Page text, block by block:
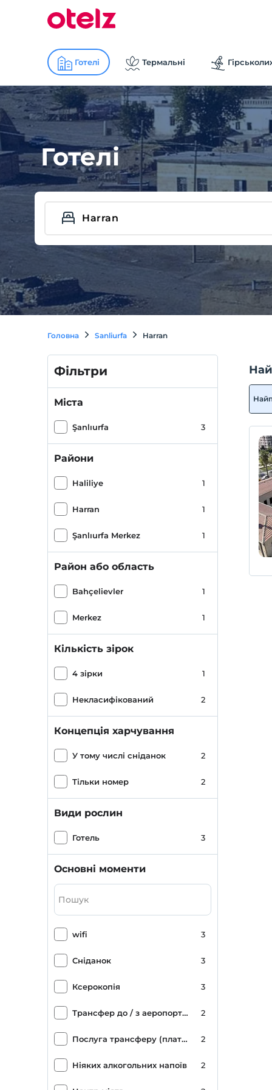
Готелі Термальні
Готелі
Головна Sanliurfa Harran
Фільтри
Міста
Şanlıurfa 3
Райони
Haliliye 1
Harran 1
Şanlıurfa Merkez 1
Район або область
Bahçelievler 1
Merkez 1
Кількість зірок
4 зірки 1
Некласифікований 2
Концепція харчування
У тому числі сніданок 2
Тільки номер 2
Види рослин
Готель 3
Основні моменти
wifi 3
Сніданок 3
Ксерокопія 3
Трансфер до / з аеропорту (платний) 2
Послуга трансферу (платна) 2
Ніяких алкогольних напоїв 2